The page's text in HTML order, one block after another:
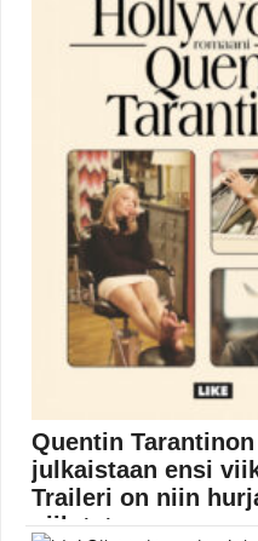
Quentin
julkaistaan ensi
Traileri on niin
piilotet...